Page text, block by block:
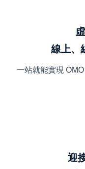
線上、
一站就能實現
迎